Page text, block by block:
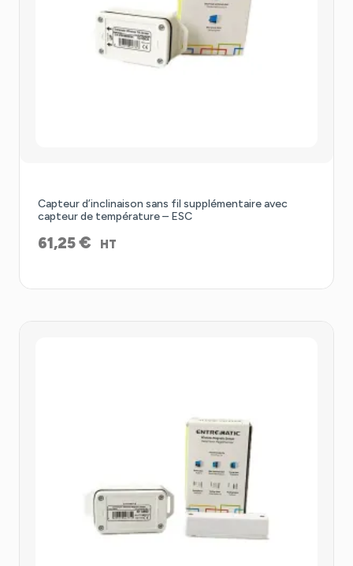
Capteur d’inclinaison sans fil supplémentaire avec
capteur de température – ESC
61,25€ HT